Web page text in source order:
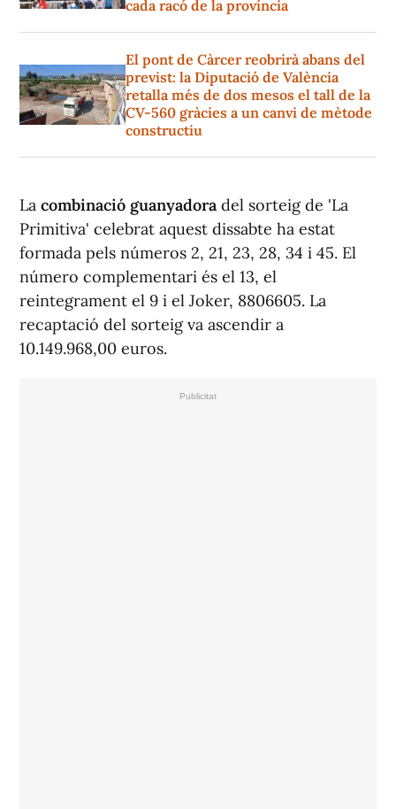
cada racó de la província
El pont de Càrcer reobrirà abans del
previst: la Diputació de València
retalla més de dos mesos el tall de la
CV-560 gràcies a un canvi de mètode
constructiu
La combinació guanyadora del sorteig de 'La
Primitiva' celebrat aquest dissabte ha estat
formada pels números 2, 21, 23, 28, 34 i 45. El
número complementari és el 13, el
reintegrament el 9 i el Joker, 8806605. La
recaptació del sorteig va ascendir a
10.149.968,00 euros.